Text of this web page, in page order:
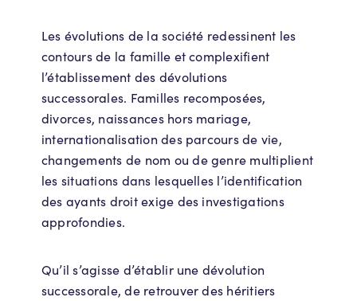
Les évolutions de la société redessinent les
contours de la famille et complexifient
l’établissement des dévolutions
successorales. Familles recomposées,
divorces, naissances hors mariage,
internationalisation des parcours de vie,
changements de nom ou de genre multiplient
les situations dans lesquelles l’identification
des ayants droit exige des investigations
approfondies.
Qu’il s’agisse d’établir une dévolution
successorale, de retrouver des héritiers